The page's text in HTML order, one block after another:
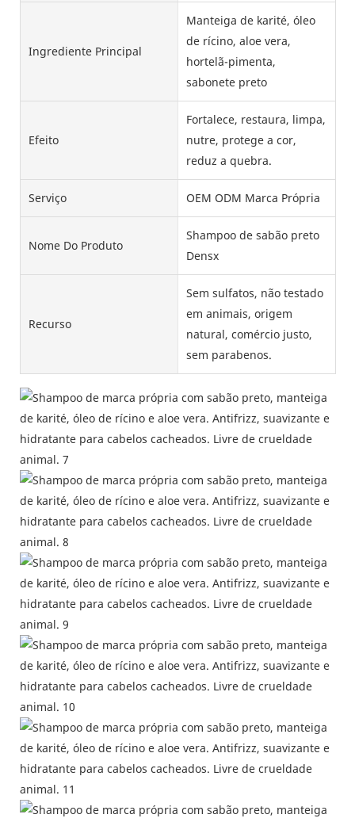
Ingrediente Principal
Manteiga de karité, óleo
de rícino, aloe vera,
hortelã-pimenta,
sabonete preto
Efeito
Fortalece, restaura, limpa,
nutre, protege a cor,
reduz a quebra.
Serviço OEM ODM Marca Própria
Nome Do Produto
Shampoo de sabão preto
Densx
Recurso
Sem sulfatos, não testado
em animais, origem
natural, comércio justo,
sem parabenos.